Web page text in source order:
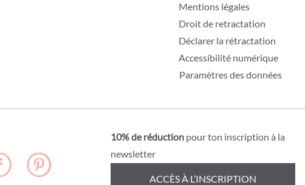
Mentions légales
Droit de retractation
Déclarer la rétractation
Accessibilité numérique
Paramètres des données
10% de réduction pour ton inscription à la
newsletter
ACCÈS À L’INSCRIPTION